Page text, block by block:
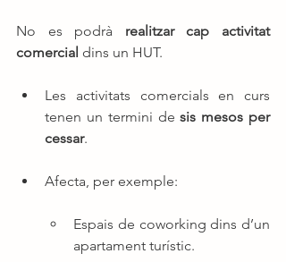
No es podrà realitzar cap activitat
comercial dins un HUT.
Les activitats comercials en curs
tenen un termini de sis mesos per
cessar.
Afecta, per exemple:
Espais de coworking dins d’un
apartament turístic.